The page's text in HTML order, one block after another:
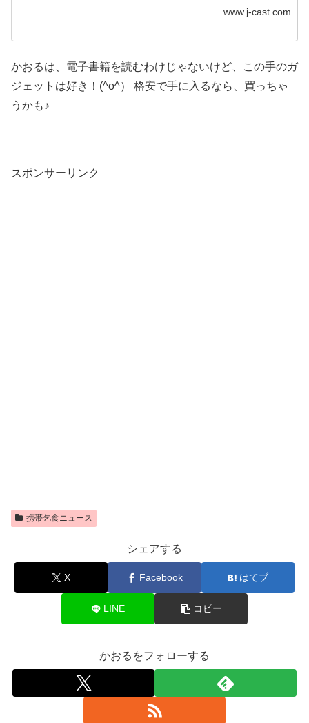
www.j-cast.com
かおるは、電子書籍を読むわけじゃないけど、この手のガ
ジェットは好き！(^o^） 格安で手に入るなら、買っちゃ
うかも♪
スポンサーリンク
携帯乞食ニュース
シェアする
X Facebook はてブ
LINE コピー
かおるをフォローする